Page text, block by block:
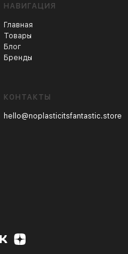
НАВИГАЦИЯ
Главная
Товары
Блог
Бренды
КОНТАКТЫ
hello@noplasticitsfantastic.store